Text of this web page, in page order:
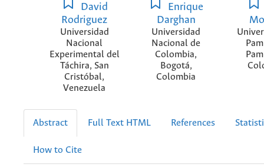
David
Rodriguez
Universidad
Nacional
Experimental del
Táchira, San
Cristóbal,
Venezuela
Enrique
Darghan
Universidad
Nacional de
Colombia,
Bogotá,
Colombia
Abstract Full Text HTML References
How to Cite